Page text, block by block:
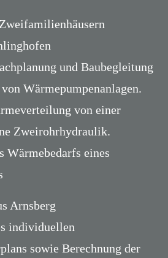
und Baubegleitung
Wärmepumpenanlagen.
von einer
Zweirohrhydraulik.
Wärmebedarfs eines
Arnsberg
individuellen
sowie Berechnung der